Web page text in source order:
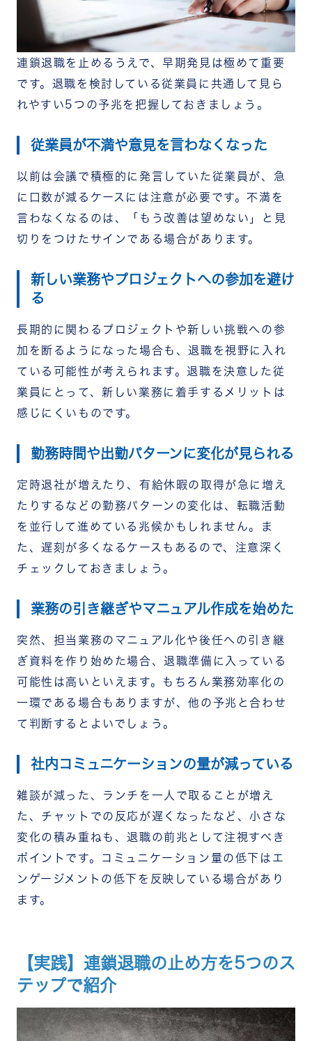
連鎖退職を止めるうえで、早期発見は極めて重要
です。退職を検討している従業員に共通して見ら
れやすい5つの予兆を把握しておきましょう。
従業員が不満や意見を言わなくなった
以前は会議で積極的に発言していた従業員が、急
に口数が減るケースには注意が必要です。不満を
言わなくなるのは、「もう改善は望めない」と見
切りをつけたサインである場合があります。
新しい業務やプロジェクトへの参加を避け
る
長期的に関わるプロジェクトや新しい挑戦への参
加を断るようになった場合も、退職を視野に入れ
ている可能性が考えられます。退職を決意した従
業員にとって、新しい業務に着手するメリットは
感じにくいものです。
勤務時間や出勤パターンに変化が見られる
定時退社が増えたり、有給休暇の取得が急に増え
たりするなどの勤務パターンの変化は、転職活動
を並行して進めている兆候かもしれません。ま
た、遅刻が多くなるケースもあるので、注意深く
チェックしておきましょう。
業務の引き継ぎやマニュアル作成を始めた
突然、担当業務のマニュアル化や後任への引き継
ぎ資料を作り始めた場合、退職準備に入っている
可能性は高いといえます。もちろん業務効率化の
一環である場合もありますが、他の予兆と合わせ
て判断するとよいでしょう。
社内コミュニケーションの量が減っている
雑談が減った、ランチを一人で取ることが増え
た、チャットでの反応が遅くなったなど、小さな
変化の積み重ねも、退職の前兆として注視すべき
ポイントです。コミュニケーション量の低下はエ
ンゲージメントの低下を反映している場合があり
ます。
【実践】連鎖退職の止め方を5つのス
テップで紹介